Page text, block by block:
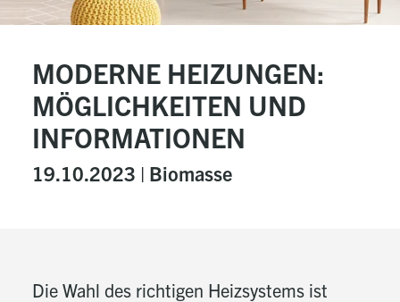
MODERNE HEIZUNGEN:
MÖGLICHKEITEN UND
INFORMATIONEN
19.10.2023 | Biomasse
Die Wahl des richtigen Heizsystems ist